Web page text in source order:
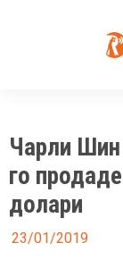
Чарли Шин
го
долари
23/01/2019